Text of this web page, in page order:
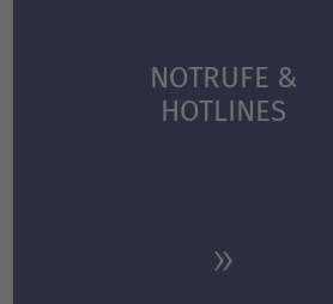
NOTRUFE &
HOTLINES